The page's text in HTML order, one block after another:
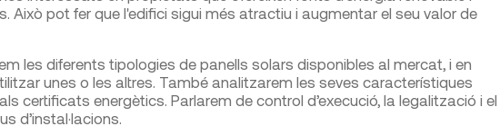
Això pot fer que l'edifici sigui més atractiu i augmentar el seu valor de
les diferents tipologies de panells solars disponibles al mercat, i en
unes o les altres. També analitzarem les seves característiques
certificats energètics. Parlarem de control d’execució, la legalització i el
d’instal·lacions.